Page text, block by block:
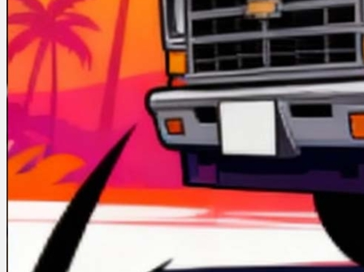
Services
Ärzte Service
Rezept Service
Apotheken Service
Lieferung
Cannabis Karte